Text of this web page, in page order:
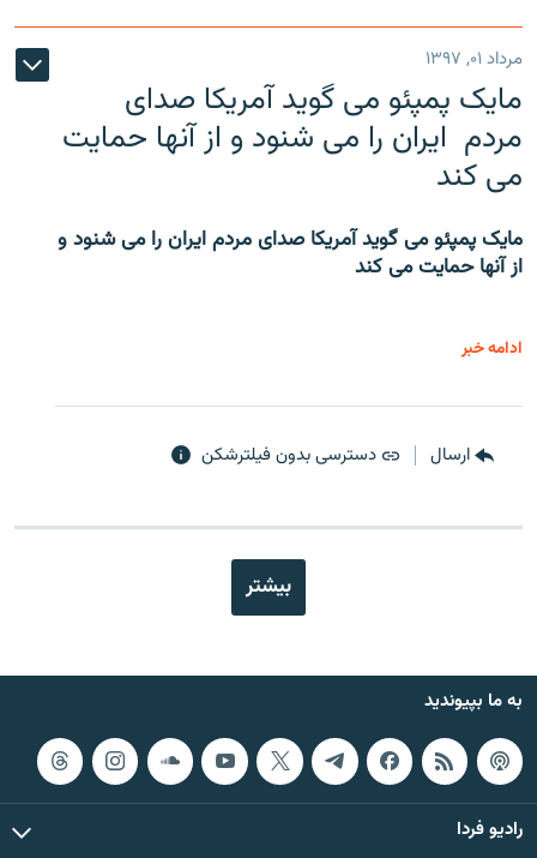
مرداد ۰۱, ۱۳۹۷
مایک پمپئو می گوید آمریکا صدای
مردم ایران را می شنود و از آنها حمایت
می کند
مایک پمپئو می گوید آمریکا صدای مردم ایران را می شنود و
از آنها حمایت می کند
ادامه خبر
ارسال دسترسی بدون فیلترشکن
بیشتر
به ما بپیوندید
رادیو فردا